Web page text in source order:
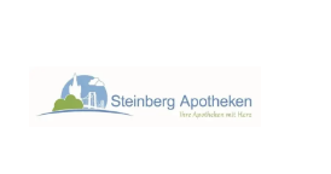
springen